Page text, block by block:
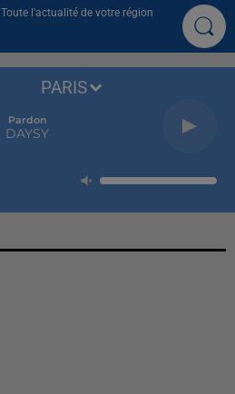
Toute l'actualité de votre région
Pardon
DAYSY
PARIS